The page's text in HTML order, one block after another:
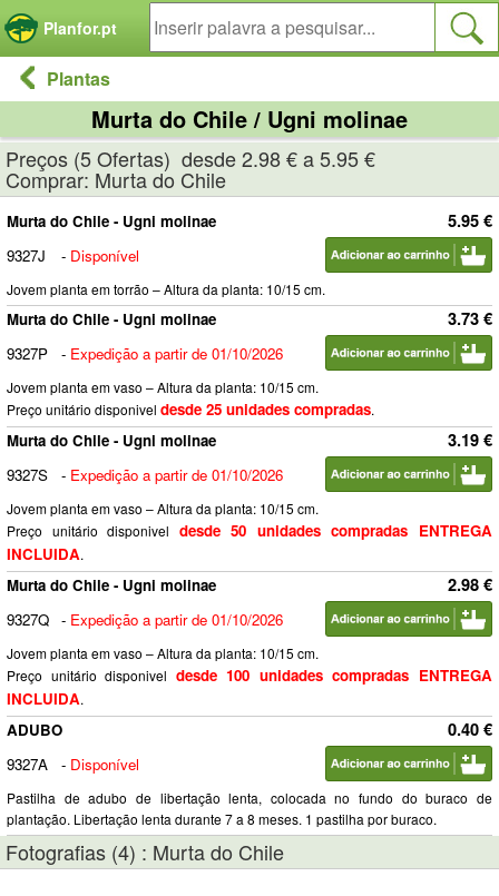
Planfor.pt
Plantas
Murta do Chile / Ugni molinae
Preços (5 Ofertas) desde 2.98 € a 5.95 €
Comprar: Murta do Chile
5.95 €
Murta do Chile - Ugni molinae
9327J
- Disponível
Jovem planta em torrão – Altura da planta: 10/15 cm.
3.73 €
Murta do Chile - Ugni molinae
9327P
- Expedição a partir de 01/10/2026
Jovem planta em vaso – Altura da planta: 10/15 cm.
Preço unitário disponivel desde 25 unidades compradas.
3.19 €
Murta do Chile - Ugni molinae
9327S
- Expedição a partir de 01/10/2026
Jovem planta em vaso – Altura da planta: 10/15 cm.
Preço unitário disponivel desde 50 unidades compradas ENTREGA
INCLUIDA.
2.98 €
Murta do Chile - Ugni molinae
9327Q - Expedição a partir de 01/10/2026
Jovem planta em vaso – Altura da planta: 10/15 cm.
Preço unitário disponivel desde 100 unidades compradas ENTREGA
INCLUIDA.
0.40 €
ADUBO
9327A
- Disponível
Pastilha de adubo de libertação lenta, colocada no fundo do buraco de
plantação. Libertação lenta durante 7 a 8 meses. 1 pastilha por buraco.
Fotografias (4) : Murta do Chile
Painel de Gerenciamento de Cookies